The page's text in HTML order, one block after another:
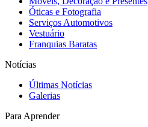
Óticas e Fotografia
Serviços Automotivos
Vestuário
Franquias Baratas
Notícias
Últimas Notícias
Galerias
Para Aprender